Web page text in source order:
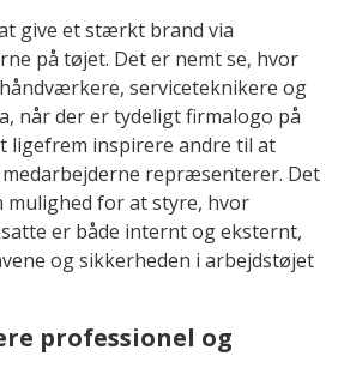
give et stærkt brand via
på tøjet. Det er nemt se, hvor
serviceteknikere og
når der er tydeligt firmalogo på
ligefrem inspirere andre til at
repræsenterer. Det
mulighed for at styre, hvor
er både internt og eksternt,
og sikkerheden i arbejdstøjet
professionel og